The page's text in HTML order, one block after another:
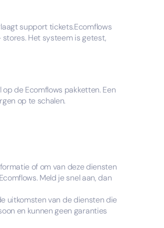
support tickets.Ecomflows
Het systeem is getest,
de Ecomflows pakketten. Een
op te schalen.
of om van deze diensten
Meld je snel aan, dan
uitkomsten van de diensten die
en kunnen geen garanties